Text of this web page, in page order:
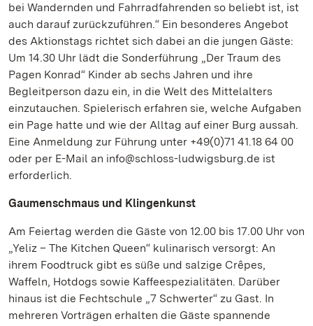
bei Wandernden und Fahrradfahrenden so beliebt ist, ist
auch darauf zurückzuführen.“ Ein besonderes Angebot
des Aktionstags richtet sich dabei an die jungen Gäste:
Um 14.30 Uhr lädt die Sonderführung „Der Traum des
Pagen Konrad“ Kinder ab sechs Jahren und ihre
Begleitperson dazu ein, in die Welt des Mittelalters
einzutauchen. Spielerisch erfahren sie, welche Aufgaben
ein Page hatte und wie der Alltag auf einer Burg aussah.
Eine Anmeldung zur Führung unter +49(0)71 41.18 64 00
oder per E-Mail an info@schloss-ludwigsburg.de ist
erforderlich.
Gaumenschmaus und Klingenkunst
Am Feiertag werden die Gäste von 12.00 bis 17.00 Uhr von
„Yeliz – The Kitchen Queen“ kulinarisch versorgt: An
ihrem Foodtruck gibt es süße und salzige Crêpes,
Waffeln, Hotdogs sowie Kaffeespezialitäten. Darüber
hinaus ist die Fechtschule „7 Schwerter“ zu Gast. In
mehreren Vorträgen erhalten die Gäste spannende